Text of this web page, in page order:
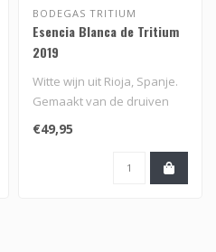
BODEGAS TRITIUM
Esencia Blanca de Tritium
2019
Witte wijn uit Rioja, Spanje.
Gemaakt van de druiven
Viura en Malvasia,
€49,95